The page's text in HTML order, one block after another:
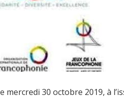
30 octobre 2019, à